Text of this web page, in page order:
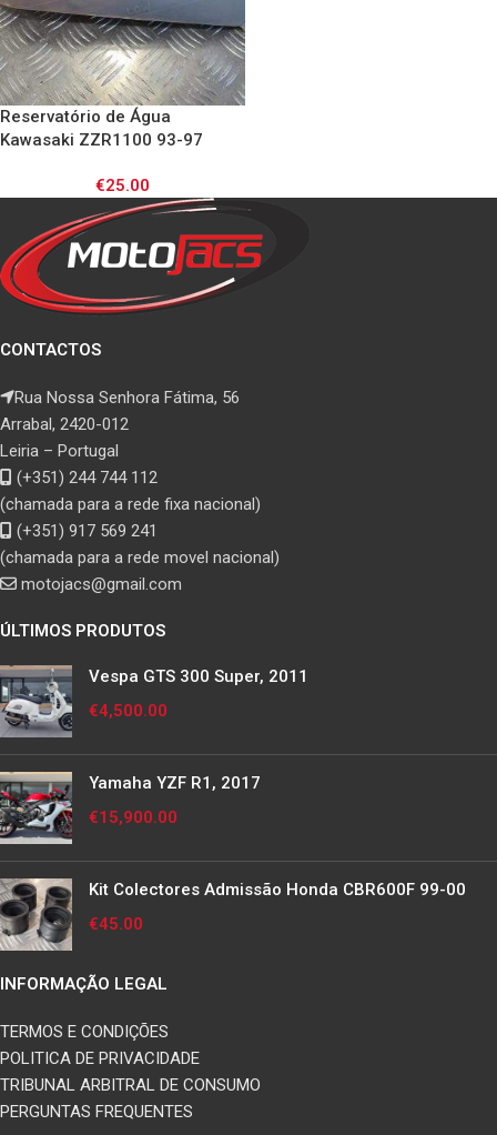
Reservatório de Água
Kawasaki ZZR1100 93-97
€25.00
CONTACTOS
Rua Nossa Senhora Fátima, 56
Arrabal, 2420-012
Leiria – Portugal
(+351) 244 744 112
(chamada para a rede fixa nacional)
(+351) 917 569 241
(chamada para a rede movel nacional)
motojacs@gmail.com
ÚLTIMOS PRODUTOS
Vespa GTS 300 Super, 2011
€4,500.00
Yamaha YZF R1, 2017
€15,900.00
Kit Colectores Admissão Honda CBR600F 99-00
€45.00
INFORMAÇÃO LEGAL
TERMOS E CONDIÇÕES
POLITICA DE PRIVACIDADE
TRIBUNAL ARBITRAL DE CONSUMO
PERGUNTAS FREQUENTES